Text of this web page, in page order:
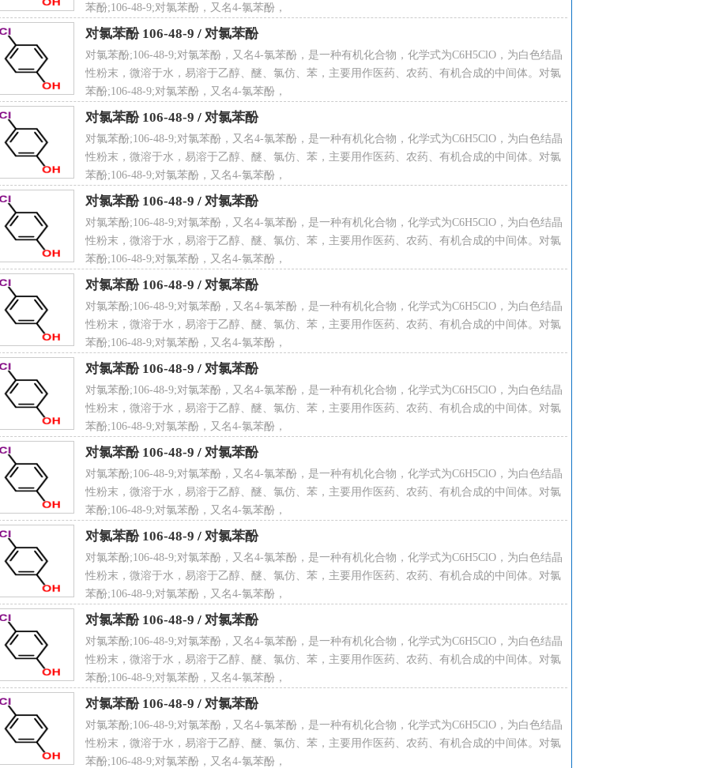
点220 ℃
性微溶
1.287 g/cm³
观白色结晶性粉末
80.1 ℃
性描述S24/25；S28；S61
性符号Xn[2]
苯酚;106-48-9;对氯苯酚，又名4-氯苯酚，
对氯苯酚 106-48-9 / 对氯苯酚
对氯苯酚;106-48-9;对氯苯酚，又名4-氯苯酚，是一种有机化合物，化学式为C6H5ClO，为白色结晶
性粉末，微溶于水，易溶于乙醇、醚、氯仿、苯，主要用作医药、农药、有机合成的中间体。对氯
苯酚;106-48-9;对氯苯酚，又名4-氯苯酚，
对氯苯酚 106-48-9 / 对氯苯酚
对氯苯酚;106-48-9;对氯苯酚，又名4-氯苯酚，是一种有机化合物，化学式为C6H5ClO，为白色结晶
性粉末，微溶于水，易溶于乙醇、醚、氯仿、苯，主要用作医药、农药、有机合成的中间体。对氯
苯酚;106-48-9;对氯苯酚，又名4-氯苯酚，
对氯苯酚 106-48-9 / 对氯苯酚
对氯苯酚;106-48-9;对氯苯酚，又名4-氯苯酚，是一种有机化合物，化学式为C6H5ClO，为白色结晶
性粉末，微溶于水，易溶于乙醇、醚、氯仿、苯，主要用作医药、农药、有机合成的中间体。对氯
苯酚;106-48-9;对氯苯酚，又名4-氯苯酚，
对氯苯酚 106-48-9 / 对氯苯酚
对氯苯酚;106-48-9;对氯苯酚，又名4-氯苯酚，是一种有机化合物，化学式为C6H5ClO，为白色结晶
性粉末，微溶于水，易溶于乙醇、醚、氯仿、苯，主要用作医药、农药、有机合成的中间体。对氯
苯酚;106-48-9;对氯苯酚，又名4-氯苯酚，
对氯苯酚 106-48-9 / 对氯苯酚
对氯苯酚;106-48-9;对氯苯酚，又名4-氯苯酚，是一种有机化合物，化学式为C6H5ClO，为白色结晶
性粉末，微溶于水，易溶于乙醇、醚、氯仿、苯，主要用作医药、农药、有机合成的中间体。对氯
苯酚;106-48-9;对氯苯酚，又名4-氯苯酚，
对氯苯酚 106-48-9 / 对氯苯酚
对氯苯酚;106-48-9;对氯苯酚，又名4-氯苯酚，是一种有机化合物，化学式为C6H5ClO，为白色结晶
性粉末，微溶于水，易溶于乙醇、醚、氯仿、苯，主要用作医药、农药、有机合成的中间体。对氯
苯酚;106-48-9;对氯苯酚，又名4-氯苯酚，
对氯苯酚 106-48-9 / 对氯苯酚
对氯苯酚;106-48-9;对氯苯酚，又名4-氯苯酚，是一种有机化合物，化学式为C6H5ClO，为白色结晶
性粉末，微溶于水，易溶于乙醇、醚、氯仿、苯，主要用作医药、农药、有机合成的中间体。对氯
苯酚;106-48-9;对氯苯酚，又名4-氯苯酚，
对氯苯酚 106-48-9 / 对氯苯酚
对氯苯酚;106-48-9;对氯苯酚，又名4-氯苯酚，是一种有机化合物，化学式为C6H5ClO，为白色结晶
性粉末，微溶于水，易溶于乙醇、醚、氯仿、苯，主要用作医药、农药、有机合成的中间体。对氯
苯酚;106-48-9;对氯苯酚，又名4-氯苯酚，
对氯苯酚 106-48-9 / 对氯苯酚
对氯苯酚;106-48-9;对氯苯酚，又名4-氯苯酚，是一种有机化合物，化学式为C6H5ClO，为白色结晶
性粉末，微溶于水，易溶于乙醇、醚、氯仿、苯，主要用作医药、农药、有机合成的中间体。对氯
苯酚;106-48-9;对氯苯酚，又名4-氯苯酚，